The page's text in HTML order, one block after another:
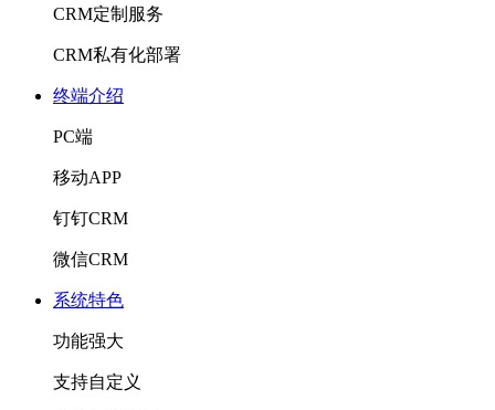
CRM定制服务
CRM私有化部署
终端介绍
PC端
移动APP
钉钉CRM
微信CRM
系统特色
功能强大
支持自定义